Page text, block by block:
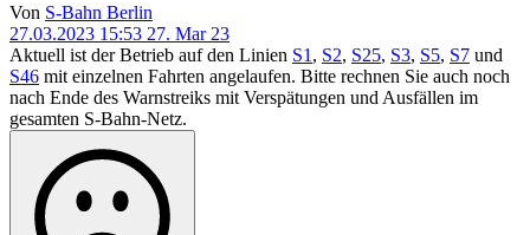
Von S-Bahn Berlin
27.03.2023 15:53 27. Mar 23
Aktuell ist der Betrieb auf den Linien S1 , S2, S25, S3, S5, S7 und
S46 mit einzelnen Fahrten angelaufen. Bitte rechnen Sie auch noch
nach Ende des Warnstreiks mit Verspätungen und Ausfällen im
gesamten S-Bahn-Netz.